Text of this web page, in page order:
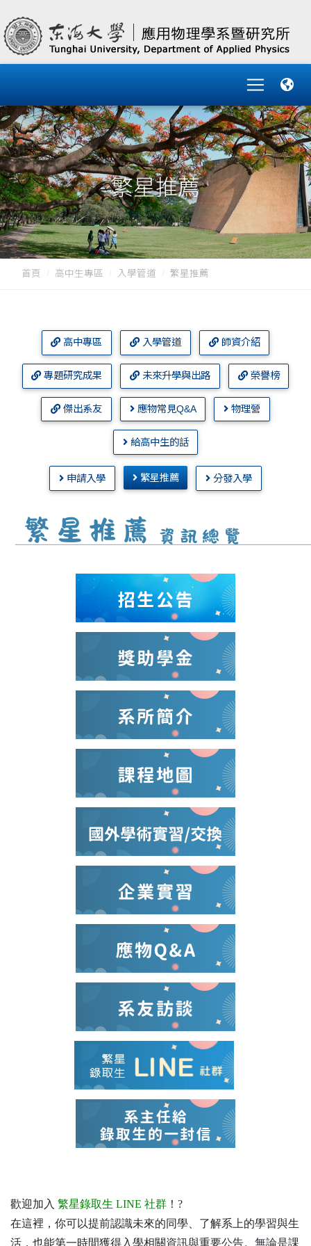
繁星推薦
首頁 高中生專區 入學管道 繁星推薦
高中專區 入學管道 師資介紹
專題研究成果 未來升學與出路 榮譽榜
傑出系友 應物常見Q&A 物理營
給高中生的話
申請入學 繁星推薦 分發入學
歡迎加入 繁星錄取生 LINE 社群 ！?
在這裡，你可以提前認識未來的同學、了解系上的學習與生
活，也能第一時間獲得入學相關資訊與重要公告。無論是課